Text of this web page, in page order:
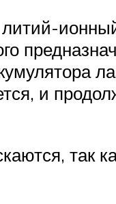
и
так